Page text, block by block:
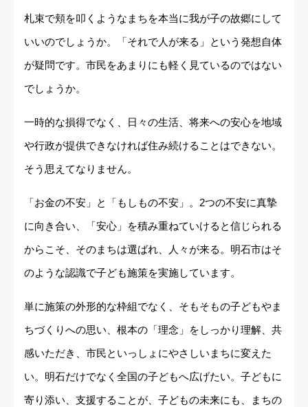
札束で頬を叩くようなまちを本当に我が子の故郷にして
いいのでしょうか。「それで人が来る」という発想自体
が疑問です。市民をあまりにも軽く見ているのではない
でしょうか。
一時的な損得でなく、日々の生活、将来への安心を地域
や行政が提供できなければ住み続けることはできない。
そう思えてなりません。
「お金の不安」と「もしもの不安」。2つの不安に真摯
に向き合い、「安心」を積み重ねていけると信じられる
からこそ、そのまちは選ばれ、人々が来る。明石市はそ
のような認識で子ども施策を実施しています。
単に施策の外形的な枠組でなく、そもそもの子どもやま
ちづくりへの思い、根本の「理念」をしっかり理解、共
感いただき、市民といっしょにやさしいまちに変えた
い。明石だけでなく全国の子どもへ広げたい。子どもに
寄り添い、支援することが、子どもの未来にも、まちの